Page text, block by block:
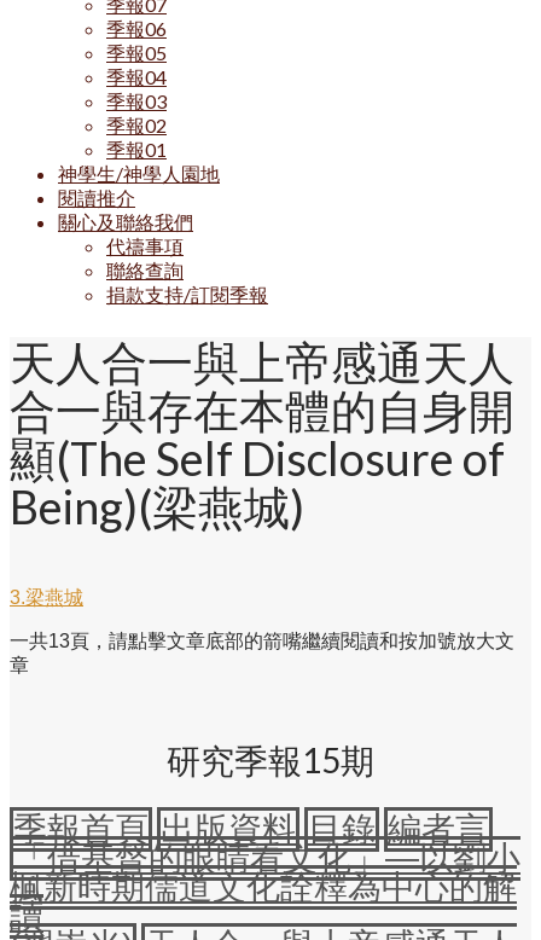
季報06
季報05
季報04
季報03
季報02
季報01
神學生/神學人園地
閱讀推介
關心及聯絡我們
代禱事項
聯絡查詢
捐款支持/訂閱季報
天人合一與上帝感通天人
合一與存在本體的自身開
顯(The Self Disclosure of
Being)(梁燕城)
3.梁燕城
一共13頁，請點擊文章底部的箭嘴繼續閱讀和按加號放大文
章
研究季報15期
季報首頁 出版資料 目錄 編者言
「借基督的眼睛看文化」—以劉小
楓新時期儒道文化詮釋為中心的解
讀